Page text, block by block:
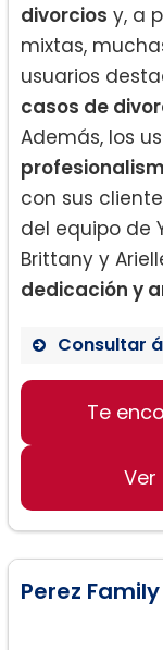
divorcios y, a
mixtas,
usuarios
casos de
Además, los
con sus
del equipo de
Brittany y
dedicación y
Consultar
Te
Ver
Perez